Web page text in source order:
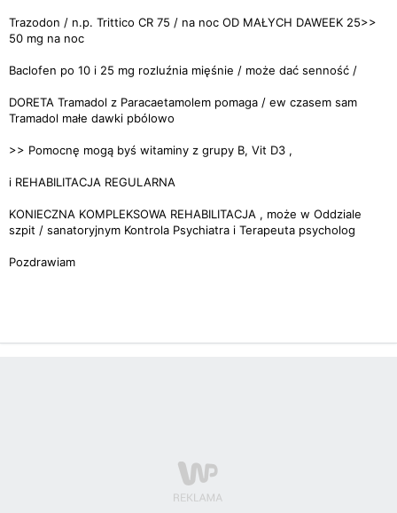
Trazodon / n.p. Trittico CR 75 / na noc OD MAŁYCH DAWEEK 25>>
50 mg na noc
Baclofen po 10 i 25 mg rozluźnia mięśnie / może dać senność /
DORETA Tramadol z Paracaetamolem pomaga / ew czasem sam
Tramadol małe dawki pbólowo
>> Pomocnę mogą byś witaminy z grupy B, Vit D3 ,
i REHABILITACJA REGULARNA
KONIECZNA KOMPLEKSOWA REHABILITACJA , może w Oddziale
szpit / sanatoryjnym Kontrola Psychiatra i Terapeuta psycholog
Pozdrawiam